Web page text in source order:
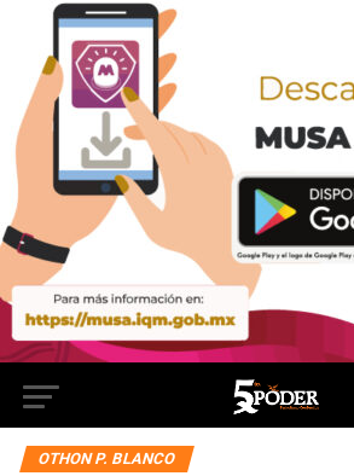
OTHON P. BLANCO